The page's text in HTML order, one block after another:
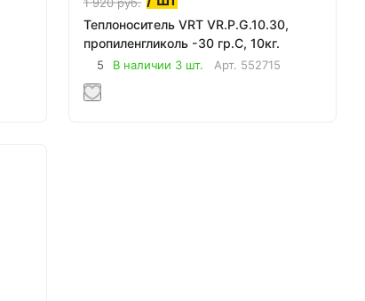
Теплоноситель VRT VR.P.G.10.30,
пропиленгликоль -30 гр.С, 10кг.
5 В наличии 3 шт. Арт. 552715